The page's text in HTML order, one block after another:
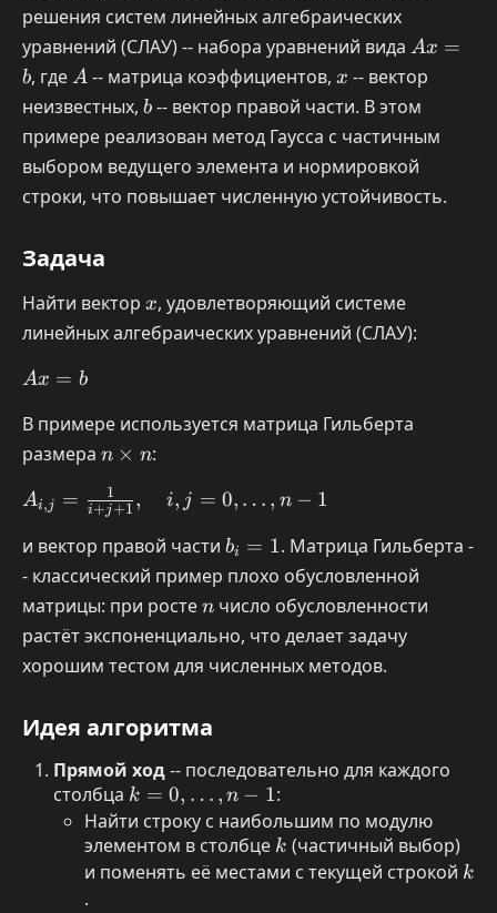
решения систем линейных алгебраических
уравнений (СЛАУ) -- набора уравнений вида Ax
=
b
Ax =
b, где A
A -- матрица коэффициентов, x
x -- вектор
неизвестных, b
b -- вектор правой части. В этом
примере реализован метод Гаусса с частичным
выбором ведущего элемента и нормировкой
строки, что повышает численную устойчивость.
Задача
Найти вектор x
x, удовлетворяющий системе
линейных алгебраических уравнений (СЛАУ):
Ax
b
Ax = b
В примере используется матрица Гильберта
размера n
n
n × n:
A_{i,j}
\frac{1}
{i + j +
1},
\quad
i,j = 0,
\ldots,
Ai,j = i+j+1
1 , i, j = 0, … , n − 1
и вектор правой части b_i
=
bi = 1. Матрица Гильберта -
- классический пример плохо обусловленной
матрицы: при ростеn
n число обусловленности
растёт экспоненциально, что делает задачу
хорошим тестом для численных методов.
Идея алгоритма
Прямой ход-- последовательно для каждого
столбца k = 0,
\ldots,
n-1
k = 0, … , n − 1:
Найти строку с наибольшим по модулю
элементом в столбце k
k (частичный выбор)
и поменять её местами с текущей строкой k
k
.